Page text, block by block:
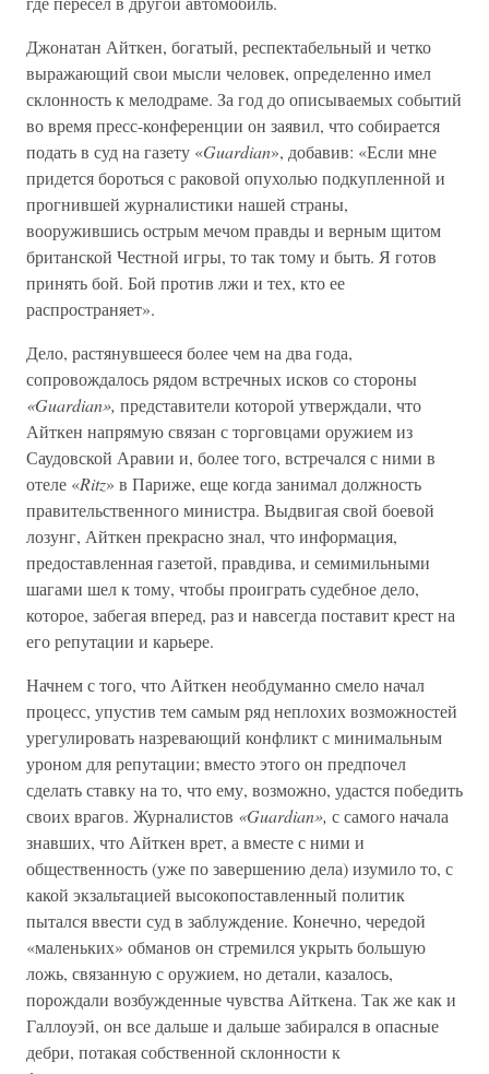
Джонатан Айткен, богатый, респектабельный и четко
выражающий свои мысли человек, определенно имел
склонность к мелодраме. За год до описываемых событий
во время пресс-конференции он заявил, что собирается
подать в суд на газету «Guardian», добавив: «Если мне
придется бороться с раковой опухолью подкупленной и
прогнившей журналистики нашей страны,
вооружившись острым мечом правды и верным щитом
британской Честной игры, то так тому и быть. Я готов
принять бой. Бой против лжи и тех, кто ее
распространяет».
Дело, растянувшееся более чем на два года,
сопровождалось рядом встречных исков со стороны
«Guardian», представители которой утверждали, что
Айткен напрямую связан с торговцами оружием из
Саудовской Аравии и, более того, встречался с ними в
отеле «Ritz» в Париже, еще когда занимал должность
правительственного министра. Выдвигая свой боевой
лозунг, Айткен прекрасно знал, что информация,
предоставленная газетой, правдива, и семимильными
шагами шел к тому, чтобы проиграть судебное дело,
которое, забегая вперед, раз и навсегда поставит крест на
его репутации и карьере.
Начнем с того, что Айткен необдуманно смело начал
процесс, упустив тем самым ряд неплохих возможностей
урегулировать назревающий конфликт с минимальным
уроном для репутации; вместо этого он предпочел
сделать ставку на то, что ему, возможно, удастся победить
своих врагов. Журналистов «Guardian», с самого начала
знавших, что Айткен врет, а вместе с ними и
общественность (уже по завершению дела) изумило то, с
какой экзальтацией высокопоставленный политик
пытался ввести суд в заблуждение. Конечно, чередой
«маленьких» обманов он стремился укрыть большую
ложь, связанную с оружием, но детали, казалось,
порождали возбужденные чувства Айткена. Так же как и
Галлоуэй, он все дальше и дальше забирался в опасные
дебри, потакая собственной склонности к